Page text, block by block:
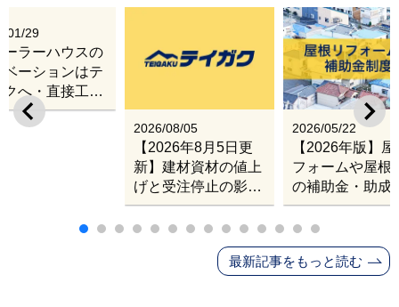
2026/08/05
【2026年8月5日更
新】建材資材の値上
げと受注停止の影響
｜塗料・屋根材・シ
ンナー・断熱材・ル
ーフィングの値上げ
と材料入手困難・出
2026/05/22
【2026年版】
フォームや屋根
の補助金・助成
業
01/29
ーラーハウスの
ベーションはテ
クへ・直接工事
張改修サービス
最新記事をもっと読む